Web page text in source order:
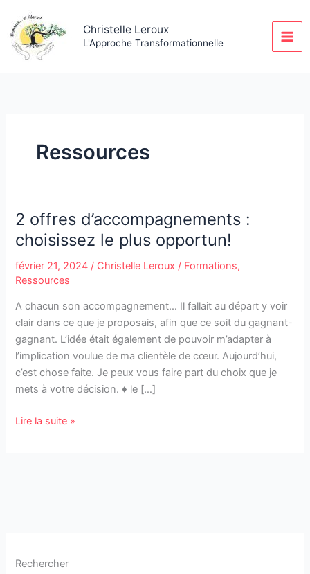
contenu
Christelle Leroux
L'Approche Transformationnelle
Ressources
2 offres d’accompagnements :
choisissez le plus opportun!
février 21, 2024 / Christelle Leroux / Formations,
Ressources
A chacun son accompagnement… Il fallait au départ y voir
clair dans ce que je proposais, afin que ce soit du gagnant-
gagnant. L’idée était également de pouvoir m’adapter à
l’implication voulue de ma clientèle de cœur. Aujourd’hui,
c’est chose faite. Je peux vous faire part du choix que je
mets à votre décision. ♦ le […]
2
offres
d’accompagnements
:
choisissez
le
plus
opportun!
Lire la suite »
Rechercher